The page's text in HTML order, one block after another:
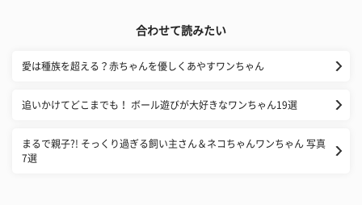
合わせて読みたい
愛は種族を超える？赤ちゃんを優しくあやすワンちゃん
追いかけてどこまでも！ ボール遊びが大好きなワンちゃん19選
まるで親子?! そっくり過ぎる飼い主さん＆ネコちゃんワンちゃん 写真
7選